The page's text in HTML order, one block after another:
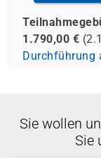
1.790,00 € (
Durchführung
Sie wollen
Sie